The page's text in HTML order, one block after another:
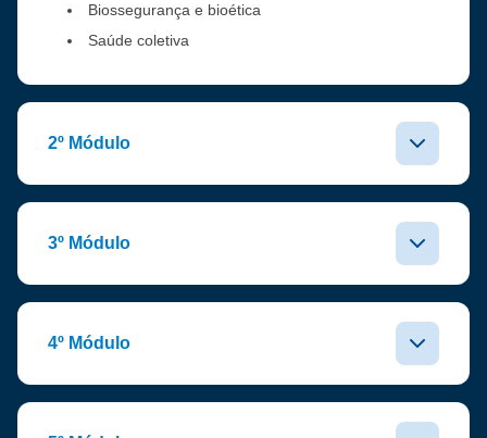
Biossegurança e bioética
Saúde coletiva
2º Módulo
3º Módulo
4º Módulo